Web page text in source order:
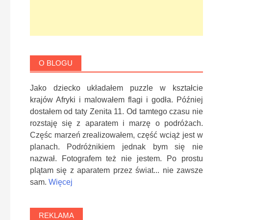
O BLOGU
Jako dziecko układałem puzzle w kształcie
krajów Afryki i malowałem flagi i godła. Później
dostałem od taty Zenita 11. Od tamtego czasu nie
rozstaję się z aparatem i marzę o podróżach.
Częśc marzeń zrealizowałem, część wciąż jest w
planach. Podróżnikiem jednak bym się nie
nazwał. Fotografem też nie jestem. Po prostu
plątam się z aparatem przez świat... nie zawsze
sam. Więcej
REKLAMA